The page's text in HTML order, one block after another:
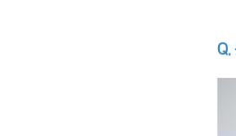
Q.